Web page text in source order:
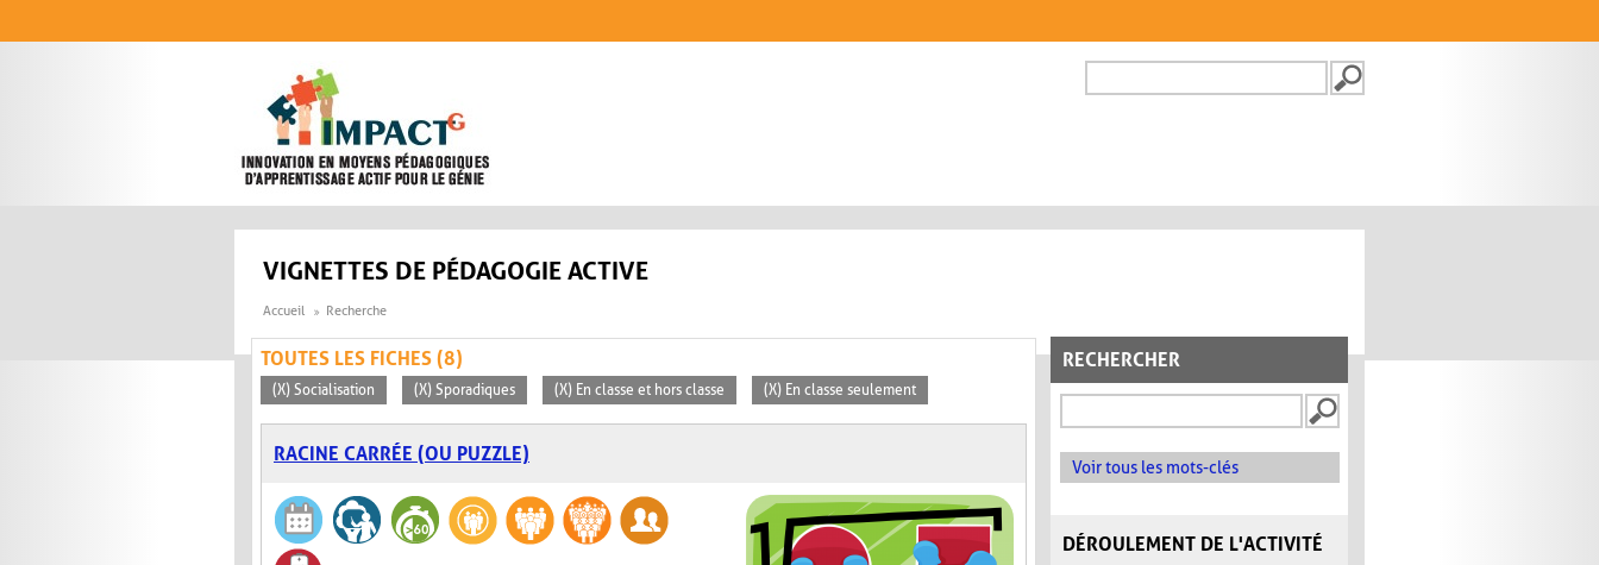
FORMULAIRE DE
VIGNETTES DE PÉDAGOGIE ACTIVE
Accueil Recherche
RECHERCHER
Voir tous les mots-clés
DÉROULEMENT DE L'ACTIVITÉ
TOUTES LES FICHES (8)
(X) Socialisation (X) Sporadiques (X) En classe et hors classe (X) En classe seulement
RACINE CARRÉE (OU PUZZLE)